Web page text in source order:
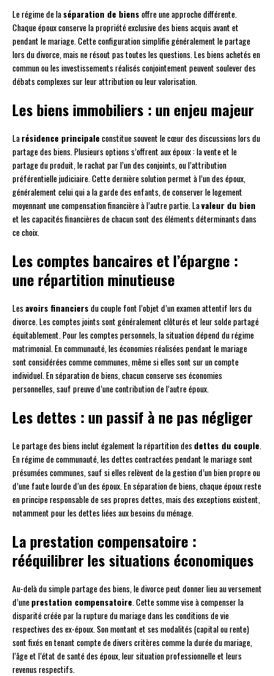
Le régime de laséparation de biens offre une approche différente.
Chaque époux conserve la propriété exclusive des biens acquis avant et
pendant le mariage. Cette configuration simplifie généralement le partage
lors du divorce, mais ne résout pas toutes les questions. Les biens achetés en
commun ou les investissements réalisés conjointement peuvent soulever des
débats complexes sur leur attribution ou leur valorisation.
Les biens immobiliers : un enjeu majeur
Larésidence principaleconstitue souvent le cœur des discussions lors du
partage des biens. Plusieurs options s’offrent aux époux : la vente et le
partage du produit, le rachat par l’un des conjoints, ou l’attribution
préférentielle judiciaire. Cette dernière solution permet à l’un des époux,
généralement celui qui a la garde des enfants, de conserver le logement
moyennant une compensation financière à l’autre partie. Lavaleur du bien
et les capacités financières de chacun sont des éléments déterminants dans
ce choix.
Les comptes bancaires et l’épargne :
une répartition minutieuse
Lesavoirs financiers du couple font l’objet d’un examen attentif lors du
divorce. Les comptes joints sont généralement clôturés et leur solde partagé
équitablement. Pour les comptes personnels, la situation dépend du régime
matrimonial. En communauté, les économies réalisées pendant le mariage
sont considérées comme communes, même si elles sont sur un compte
individuel. En séparation de biens, chacun conserve ses économies
personnelles, sauf preuve d’une contribution de l’autre époux.
Les dettes : un passif à ne pas négliger
Le partage des biens inclut également la répartition desdettes du couple
En régime de communauté, les dettes contractées pendant le mariage sont
présumées communes, sauf si elles relèvent de la gestion d’un bien propre ou
d’une faute lourde d’un des époux. En séparation de biens, chaque époux reste
en principe responsable de ses propres dettes, mais des exceptions existent,
notamment pour les dettes liées aux besoins du ménage.
La prestation compensatoire :
rééquilibrer les situations économiques
Au-delà du simple partage des biens, le divorce peut donner lieu au versement
d’uneprestation compensatoire . Cette somme vise à compenser la
disparité créée par la rupture du mariage dans les conditions de vie
respectives des ex-époux. Son montant et ses modalités (capital ou rente)
sont fixés en tenant compte de divers critères comme la durée du mariage,
l’âge et l’état de santé des époux, leur situation professionnelle et leurs
revenus respectifs.